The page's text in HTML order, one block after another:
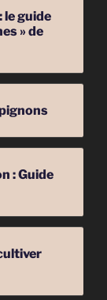
le guide
» de
: Guide